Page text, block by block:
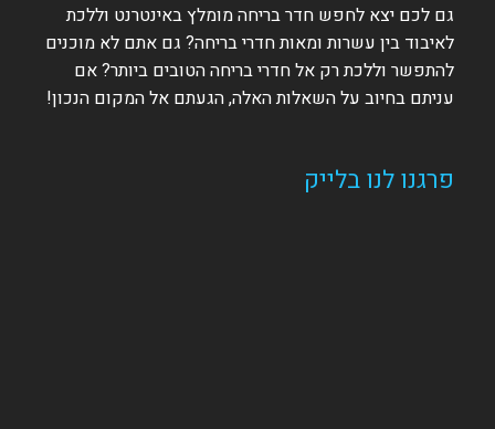
גם לכם יצא לחפש חדר בריחה מומלץ באינטרנט וללכת
לאיבוד בין עשרות ומאות חדרי בריחה? גם אתם לא מוכנים
להתפשר וללכת רק אל חדרי בריחה הטובים ביותר? אם
עניתם בחיוב על השאלות האלה, הגעתם אל המקום הנכון!
פרגנו לנו בלייק